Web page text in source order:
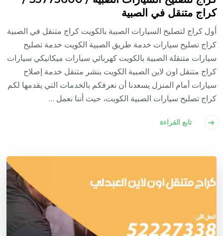
كراج متنقل في الصبية
أول كراج لتصليح السيارات الصبية بالكويت كراج متنقل في الصبية
كراج تصليح سيارات خدمة طريق الصبية الكويت خدمة تصليح
سيارات متنقلة الصبية بالكويت كهربائي سيارات ميكانيكي سيارات
كراج متنقل اون لاين الصبية الكويت بنشر متنقل خدمة إصلاح
سيارات أمام المنزل يسعدنا أن نعرفكم بالخدمات التي يقدمها لكم
كراج تصليح سيارات الصبية الكويت، حيث أننا نعمل …
تابع القراءة